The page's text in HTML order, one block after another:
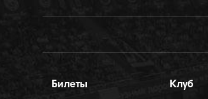
Билеты Клуб